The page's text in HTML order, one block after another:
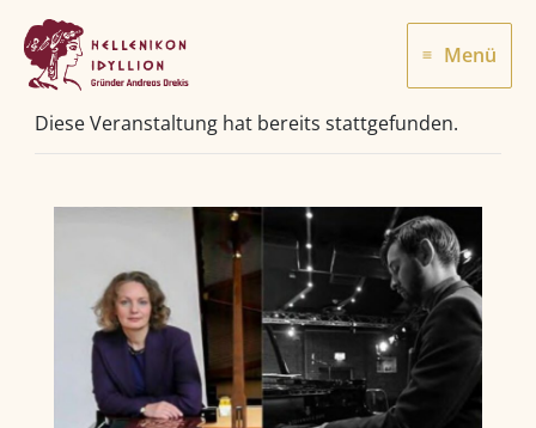
Inhalt
springen
Menü
Diese Veranstaltung hat bereits stattgefunden.